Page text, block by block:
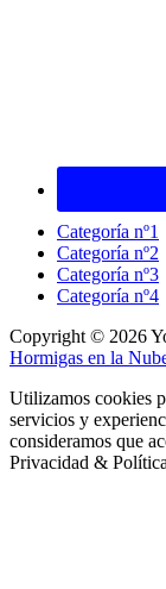
Categoría nº1
Categoría nº2
Categoría nº3
Categoría nº4
Copyright © 2026
Hormigas en la
Utilizamos cookies
servicios y
consideramos que
Privacidad &